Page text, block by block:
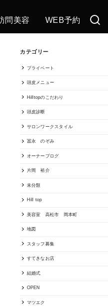
問美容 WEB予約
カテゴリー
プライベート
頭皮メニュー
Hilltopのこだわり
頭皮診断
サロンワークスタイル
冨永 のぞみ
オーナーブログ
片岡 裕介
未分類
Hill top
美容室 高松市 岡本町
地図
スタッフ募集
すてきなお店
結婚式
OPEN
マツエク